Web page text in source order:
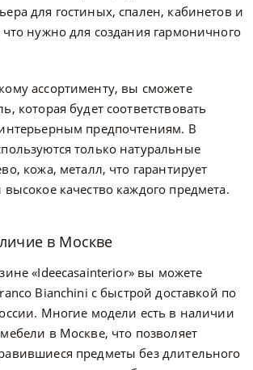
для гостиных, спален, кабинетов и
нужно для создания гармоничного
ассортименту, вы сможете
которая будет соответствовать
предпочтениям. В
только натуральные
кожа, металл, что гарантирует
качество каждого предмета.
в Москве
«Ideecasainterior» вы можете
Bianchini с быстрой доставкой по
Многие модели есть в наличии
в Москве, что позволяет
предметы без длительного